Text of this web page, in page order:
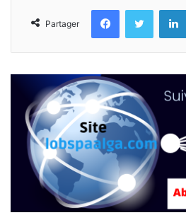
Partager
FacebookTwitter